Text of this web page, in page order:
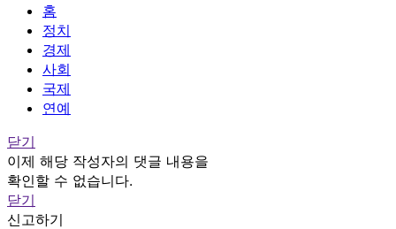
홈
정치
경제
사회
국제
연예
닫기
이제 해당 작성자의 댓글 내용을
확인할 수 없습니다.
닫기
신고하기